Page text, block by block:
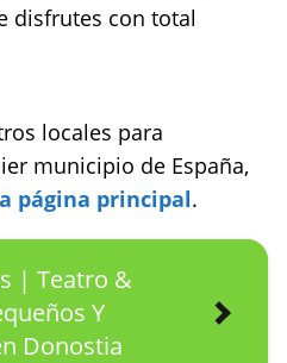
disfrutes con total
locales para
municipio de España,
página principal.
| Teatro &
Y
Donostia